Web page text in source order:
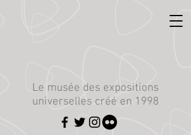
Le musée des expositions
universelles créé en 1998